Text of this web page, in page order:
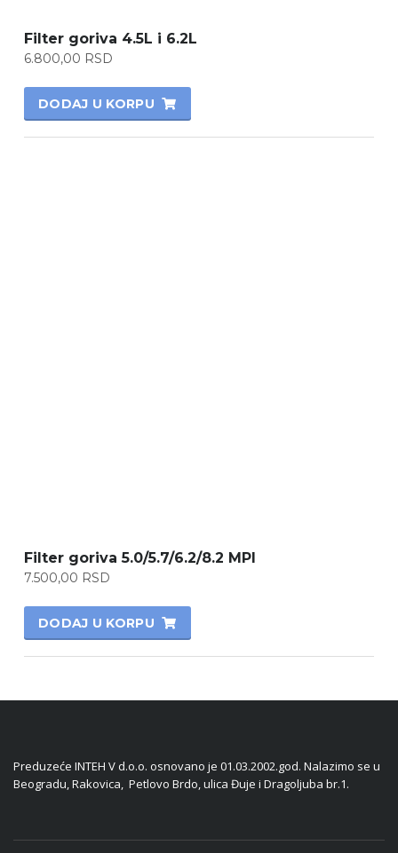
Filter goriva 4.5L i 6.2L
6.800,00 RSD
DODAJ U KORPU
Filter goriva 5.0/5.7/6.2/8.2 MPI
7.500,00 RSD
DODAJ U KORPU
Preduzeće INTEH V d.o.o. osnovano je 01.03.2002.god. Nalazimo se u
Beogradu, Rakovica, Petlovo Brdo, ulica Đuje i Dragoljuba br.1.